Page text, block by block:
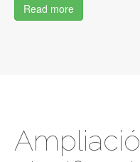
Read more